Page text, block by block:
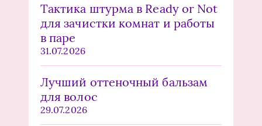
Тактика штурма в Ready or Not
для зачистки комнат и работы
в паре
31.07.2026
Лучший оттеночный бальзам
для волос
29.07.2026